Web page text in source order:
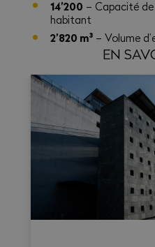
14’200 – Capacité
habitant
2’820 m³ – Volume
EN